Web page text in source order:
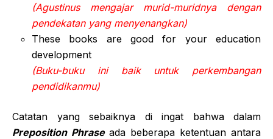
(Agustinus mengajar murid-muridnya dengan
pendekatan yang menyenangkan)
These books are good for your education
development
(Buku-buku ini baik untuk perkembangan
pendidikanmu)
Catatan yang sebaiknya di ingat bahwa dalam
Preposition Phrase ada beberapa ketentuan antara